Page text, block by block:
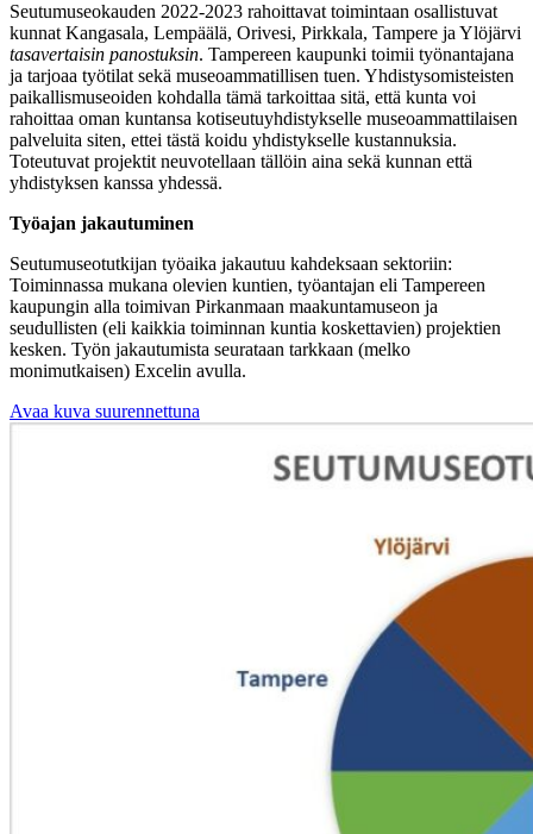
Seutumuseokauden 2022-2023 rahoittavat toimintaan osallistuvat
kunnat Kangasala, Lempäälä, Orivesi, Pirkkala, Tampere ja Ylöjärvi
tasavertaisin panostuksin. Tampereen kaupunki toimii työnantajana
ja tarjoaa työtilat sekä museoammatillisen tuen. Yhdistysomisteisten
paikallismuseoiden kohdalla tämä tarkoittaa sitä, että kunta voi
rahoittaa oman kuntansa kotiseutuyhdistykselle museoammattilaisen
palveluita siten, ettei tästä koidu yhdistykselle kustannuksia.
Toteutuvat projektit neuvotellaan tällöin aina sekä kunnan että
yhdistyksen kanssa yhdessä.
Työajan jakautuminen
Seutumuseotutkijan työaika jakautuu kahdeksaan sektoriin:
Toiminnassa mukana olevien kuntien, työantajan eli Tampereen
kaupungin alla toimivan Pirkanmaan maakuntamuseon ja
seudullisten (eli kaikkia toiminnan kuntia koskettavien) projektien
kesken. Työn jakautumista seurataan tarkkaan (melko
monimutkaisen) Excelin avulla.
Avaa kuva suurennettuna